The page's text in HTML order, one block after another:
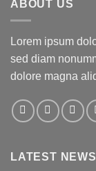
ABOUT US
Lorem ipsum
sed diam
dolore magna
LATEST NEWS